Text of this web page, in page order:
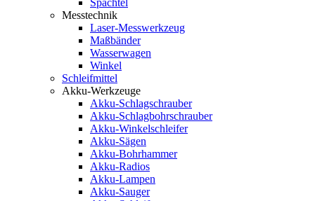
Spachtel
Messtechnik
Laser-Messwerkzeug
Maßbänder
Wasserwagen
Winkel
Schleifmittel
Akku-Werkzeuge
Akku-Schlagschrauber
Akku-Schlagbohrschrauber
Akku-Winkelschleifer
Akku-Sägen
Akku-Bohrhammer
Akku-Radios
Akku-Lampen
Akku-Sauger